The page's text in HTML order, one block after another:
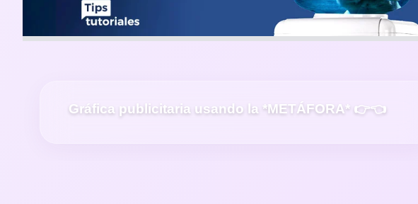
Gráfica publicitaria usando la *METÁFORA* 👉👈